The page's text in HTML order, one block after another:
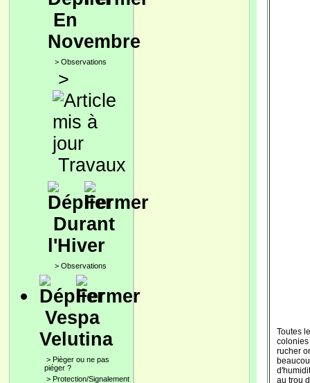
En
Novembre
> Observations
>
Travaux
Durant
l'Hiver
> Observations
Vespa
Velutina
> Pièger ou ne pas
piéger ?
> Protection/Signalement
Toutes
colonies
rucher
au trou